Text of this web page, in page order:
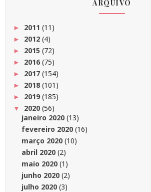
ARQUIVO
► 2011 (11)
► 2012 (4)
► 2015 (72)
► 2016(75)
► 2017 (154)
► 2018 (101)
► 2019(185)
▼ 2020 (56)
janeiro 2020 (13)
fevereiro 2020 (16)
março 2020 (10)
abril 2020 (2)
maio 2020 (1)
junho 2020 (2)
julho 2020 (3)